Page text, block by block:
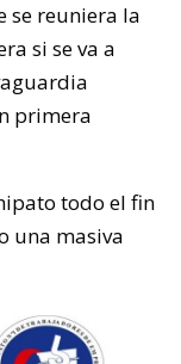
se reuniera la
si se va a
primera
todo el fin
una masiva